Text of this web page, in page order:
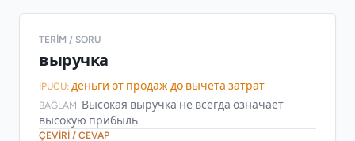
TERIM / SORU
выручка
İPUCU: деньги от продаж до вычета затрат
BAĞLAM: Высокая выручка не всегда означает
высокую прибыль.
ÇEVIRI / CEVAP